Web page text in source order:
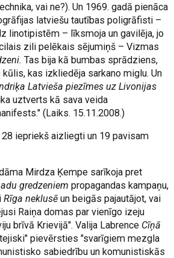
vai ne?). Un 1969. gadā pienāca
latviešu tautības poligrāfisti –
linotipistēm – līksmoja un gavilēja, jo
zili pelēkais sējumiņš – Vizmas
Tas bija kā bumbas sprādziens,
kas izkliedēja sarkano miglu. Un
Latvieša piezīmes uz Livonijas
uztverts kā sava veida
(Laiks. 15.11.2008.)
iepriekš aizliegti un 19 pavisam
Mirdza Ķempe sarīkoja pret
gredzeniem propagandas kampaņu,
Rīga neklusēun beigās pajautājot, vai
Raiņa domas par vienīgo izeju
brīvā Krievijā". Valija Labrence Cīņā
pievērsties "svarīgiem mezgla
sabiedrību un komunistiskās